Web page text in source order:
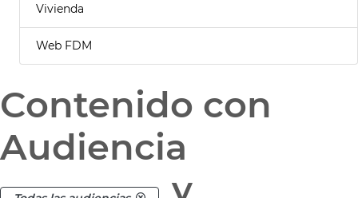
Vivienda
Web FDM
Contenido con
Audiencia
y